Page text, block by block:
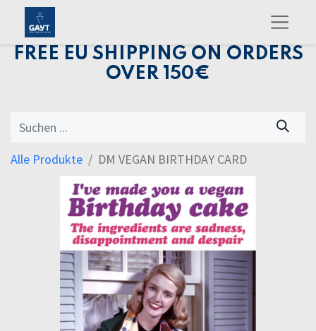
FREE EU SHIPPING ON ORDERS
OVER 150€
Alle Produkte DM VEGAN BIRTHDAY CARD